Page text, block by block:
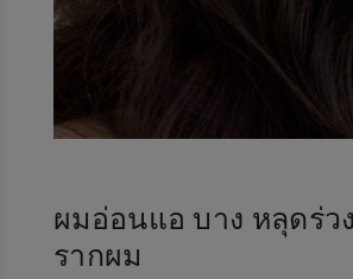
ผมอ่อนแอ บาง หลุดร่ว
รากผม